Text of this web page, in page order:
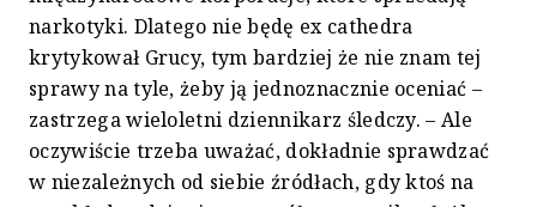
narkotyki. Dlatego nie będę ex cathedra
krytykował Grucy, tym bardziej że nie znam tej
sprawy na tyle, żeby ją jednoznacznie oceniać –
zastrzega wieloletni dziennikarz śledczy. – Ale
oczywiście trzeba uważać, dokładnie sprawdzać
w niezależnych od siebie źródłach, gdy ktoś na